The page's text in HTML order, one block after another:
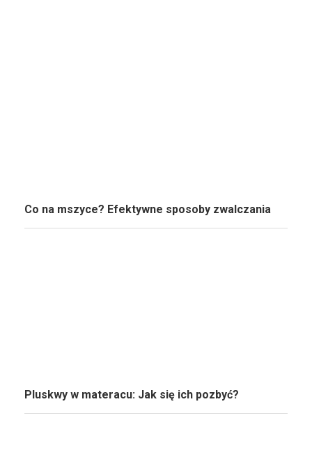
Co na mszyce? Efektywne sposoby zwalczania
Pluskwy w materacu: Jak się ich pozbyć?